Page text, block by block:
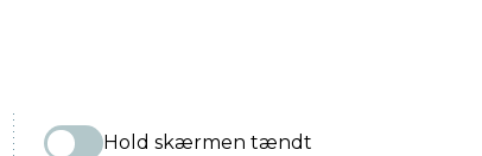
Hold skærmen tændt